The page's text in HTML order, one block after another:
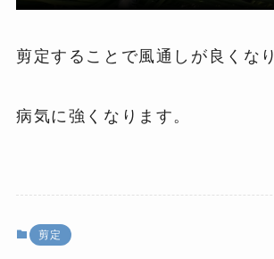
剪定することで風通しが良くなり
病気に強くなります。
剪定